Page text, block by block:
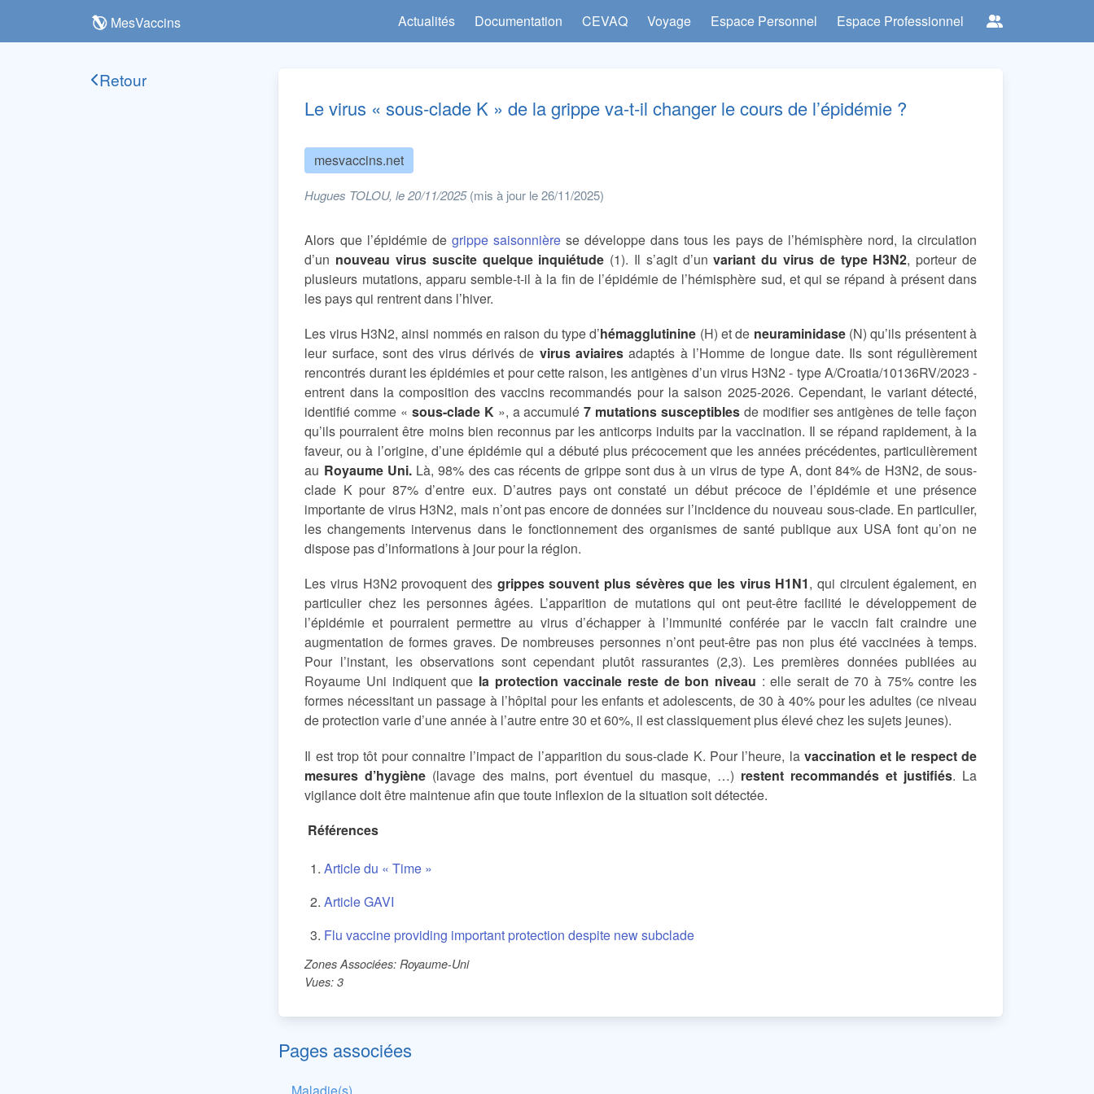
MesVaccins Actualités Documentation CEVAQ Voyage Espace Personnel Espace Professionnel
Retour
Le virus « sous-clade K » de la grippe va-t-il changer le cours de l’épidémie ?
mesvaccins.net
Hugues TOLOU, le 20/11/2025 (mis à jour le 26/11/2025)
Alors que l’épidémie de grippe saisonnièrese développe dans tous les pays de l’hémisphère nord, la circulation
d’un nouveau virus suscite quelque inquiétude (1). Il s’agit d’unvariant du virus de type H3N2, porteur de
plusieurs mutations, apparu semble-t-il à la fin de l’épidémie de l’hémisphère sud, et qui se répand à présent dans
les pays qui rentrent dans l’hiver.
Les virus H3N2, ainsi nommés en raison du type d’hémagglutinine (H) et de neuraminidase(N) qu’ils présentent à
leur surface, sont des virus dérivés de virus aviaires adaptés à l’Homme de longue date. Ils sont régulièrement
rencontrés durant les épidémies et pour cette raison, les antigènes d’un virus H3N2 - type A/Croatia/10136RV/2023 -
entrent dans la composition des vaccins recommandés pour la saison 2025-2026. Cependant, le variant détecté,
identifié comme « sous-clade K», a accumulé7 mutations susceptibles de modifier ses antigènes de telle façon
qu’ils pourraient être moins bien reconnus par les anticorps induits par la vaccination. Il se répand rapidement, à la
faveur, ou à l’origine, d’une épidémie qui a débuté plus précocement que les années précédentes, particulièrement
au Royaume Uni.Là, 98% des cas récents de grippe sont dus à un virus de type A, dont 84% de H3N2, de sous-
clade K pour 87% d’entre eux. D’autres pays ont constaté un début précoce de l’épidémie et une présence
importante de virus H3N2, mais n’ont pas encore de données sur l’incidence du nouveau sous-clade. En particulier,
les changements intervenus dans le fonctionnement des organismes de santé publique aux USA font qu’on ne
dispose pas d’informations à jour pour la région.
Les virus H3N2 provoquent des grippes souvent plus sévères que les virus H1N1, qui circulent également, en
particulier chez les personnes âgées. L’apparition de mutations qui ont peut-être facilité le développement de
l’épidémie et pourraient permettre au virus d’échapper à l’immunité conférée par le vaccin fait craindre une
augmentation de formes graves. De nombreuses personnes n’ont peut-être pas non plus été vaccinées à temps.
Pour l’instant, les observations sont cependant plutôt rassurantes (2,3). Les premières données publiées au
Royaume Uni indiquent que la protection vaccinale reste de bon niveau : elle serait de 70 à 75% contre les
formes nécessitant un passage à l’hôpital pour les enfants et adolescents, de 30 à 40% pour les adultes (ce niveau
de protection varie d’une année à l’autre entre 30 et 60%, il est classiquement plus élevé chez les sujets jeunes).
Il est trop tôt pour connaitre l’impact de l’apparition du sous-clade K. Pour l’heure, la vaccination et le respect de
mesures d’hygiène (lavage des mains, port éventuel du masque, …) restent recommandés et justifiés. La
vigilance doit être maintenue afin que toute inflexion de la situation soit détectée.
Références
Article du « Time »
Article GAVI
Flu vaccine providing important protection despite new subclade
Zones Associées: Royaume-Uni
Vues: 3
Pages associées